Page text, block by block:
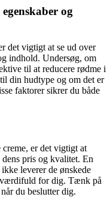
og
det vigtigt at se ud over
indhold. Undersøg, om
til at reducere rødme i
din hudtype og om det er
faktorer sikrer du både
er det vigtigt at
pris og kvalitet. En
leverer de ønskede
værdifuld for dig. Tænk på
du beslutter dig.